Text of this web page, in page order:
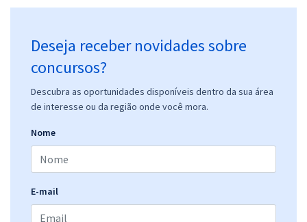
Deseja receber novidades sobre
concursos?
Descubra as oportunidades disponíveis dentro da sua área
de interesse ou da região onde você mora.
Nome
E-mail